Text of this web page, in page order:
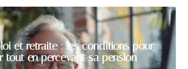
et retraite : les conditions pour
tout en percevant sa pension